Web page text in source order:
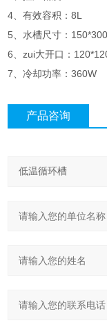
4、有效容积：8L
5、水槽尺寸：
6、zui大开口：
7、冷却功率：360W
产品咨询